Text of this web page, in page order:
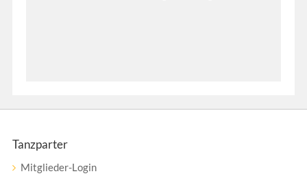
Tanzparter
Mitglieder-Login